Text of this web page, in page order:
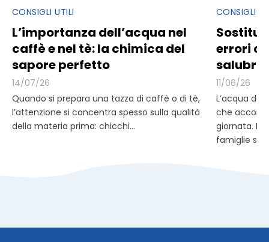
CONSIGLI UTILI
L’importanza dell’acqua nel
caffè e nel tè: la chimica del
sapore perfetto
14/07/26
Quando si prepara una tazza di caffè o di tè,
l’attenzione si concentra spesso sulla qualità
della materia prima: chicchi...
CONSIGLI
errori
11/06/26
L’acqua
che
giornata.
famiglie